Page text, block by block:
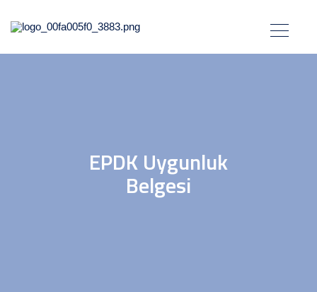
EPDK Uygunluk
Belgesi